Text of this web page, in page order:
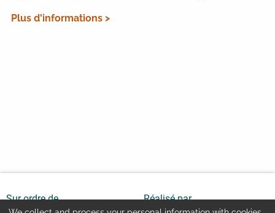
Plus d'informations >
Sur ordre de Réalisé par